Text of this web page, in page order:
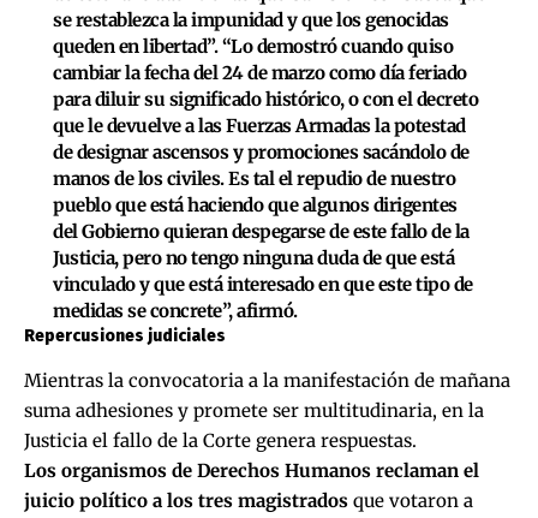
se restablezca la impunidad y que los genocidas
queden en libertad”. “Lo demostró cuando quiso
cambiar la fecha del 24 de marzo como día feriado
para diluir su significado histórico, o con el decreto
que le devuelve a las Fuerzas Armadas la potestad
de designar ascensos y promociones sacándolo de
manos de los civiles. Es tal el repudio de nuestro
pueblo que está haciendo que algunos dirigentes
del Gobierno quieran despegarse de este fallo de la
Justicia, pero no tengo ninguna duda de que está
vinculado y que está interesado en que este tipo de
medidas se concrete”, afirmó.
Repercusiones judiciales
Mientras la convocatoria a la manifestación de mañana
suma adhesiones y promete ser multitudinaria, en la
Justicia el fallo de la Corte genera respuestas.
Los organismos de Derechos Humanos reclaman el
juicio político a los tres magistrados que votaron a